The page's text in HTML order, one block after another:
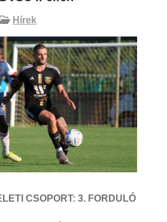
Hírek
CSOPORT: 3. FORDULÓ